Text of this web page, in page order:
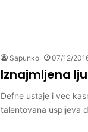
Sapunko 07/12/
Iznajmljena
Defne ustaje i vec
talentovana uspijeva